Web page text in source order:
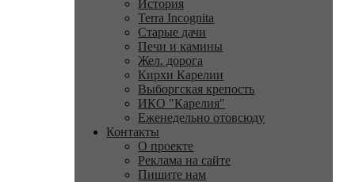
История
Terra Incognita
Старые дачи
Печи и камины
Жел. дорога
Кирхи Карелии
Выборгская крепость
ИКО "Карелия"
Еженедельно отовсюду
Контакты
О проекте
Реклама на сайте
Пишите нам